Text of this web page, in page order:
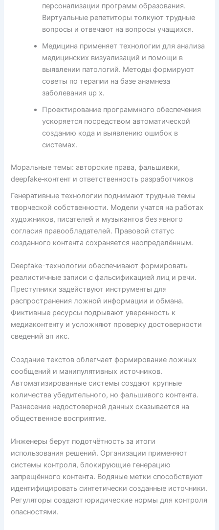
персонализации программ образования.
Виртуальные репетиторы толкуют трудные
вопросы и отвечают на вопросы учащихся.
Медицина применяет технологии для анализа
медицинских визуализаций и помощи в
выявлении патологий. Методы формируют
советы по терапии на базе анамнеза
заболевания up x.
Проектирование программного обеспечения
ускоряется посредством автоматической
созданию кода и выявлению ошибок в
системах.
Моральные темы: авторские права, фальшивки,
deepfake‑контент и ответственность разработчиков
Генеративные технологии поднимают трудные темы
творческой собственности. Модели учатся на работах
художников, писателей и музыкантов без явного
согласия правообладателей. Правовой статус
созданного контента сохраняется неопределённым.
Deepfake-технологии обеспечивают формировать
реалистичные записи с фальсификацией лиц и речи.
Преступники задействуют инструменты для
распространения ложной информации и обмана.
Фиктивные ресурсы подрывают уверенность к
медиаконтенту и усложняют проверку достоверности
сведений ап икс.
Создание текстов облегчает формирование ложных
сообщений и манипулятивных источников.
Автоматизированные системы создают крупные
количества убедительного, но фальшивого контента.
Разнесение недостоверной данных сказывается на
общественное восприятие.
Инженеры берут подотчётность за итоги
использования решений. Организации применяют
системы контроля, блокирующие генерацию
запрещённого контента. Водяные метки способствуют
идентифицировать синтетически созданные источники.
Регуляторы создают юридические нормы для контроля
опасностями.